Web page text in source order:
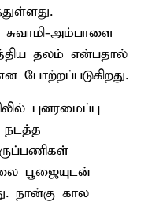
சுவாமி-அம்பாளை
தலம் என்பதால்
புனரமைப்பு
நடத்த
பூஜையுடன்
நான்கு கால